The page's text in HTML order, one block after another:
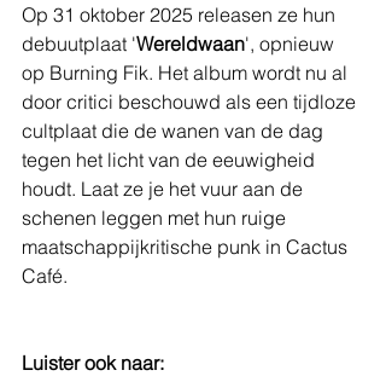
Op 31 oktober 2025 releasen ze hun
debuutplaat 'Wereldwaan', opnieuw
op Burning Fik. Het album wordt nu al
door critici beschouwd als een tijdloze
cultplaat die de wanen van de dag
tegen het licht van de eeuwigheid
houdt. Laat ze je het vuur aan de
schenen leggen met hun ruige
maatschappijkritische punk in Cactus
Café.
Luister ook naar: